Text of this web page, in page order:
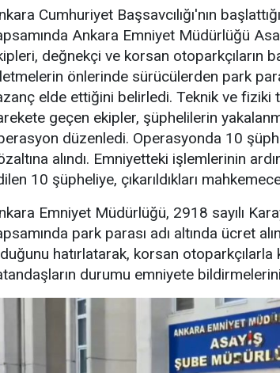
Cumhuriyet Başsavcılığı'nın
Ankara Emniyet Müdürlüğü
değnekçi ve korsan otoparkçıların
önlerinde sürücülerden park
elde ettiğini belirledi. Teknik ve fiziki
geçen ekipler, şüphelilerin
düzenledi. Operasyonda 10
alındı. Emniyetteki işlemlerinin
10 şüpheliye, çıkarıldıkları
Emniyet Müdürlüğü, 2918 sayılı
park parası adı altında ücret
hatırlatarak, korsan otoparkçılarla
durumu emniyete